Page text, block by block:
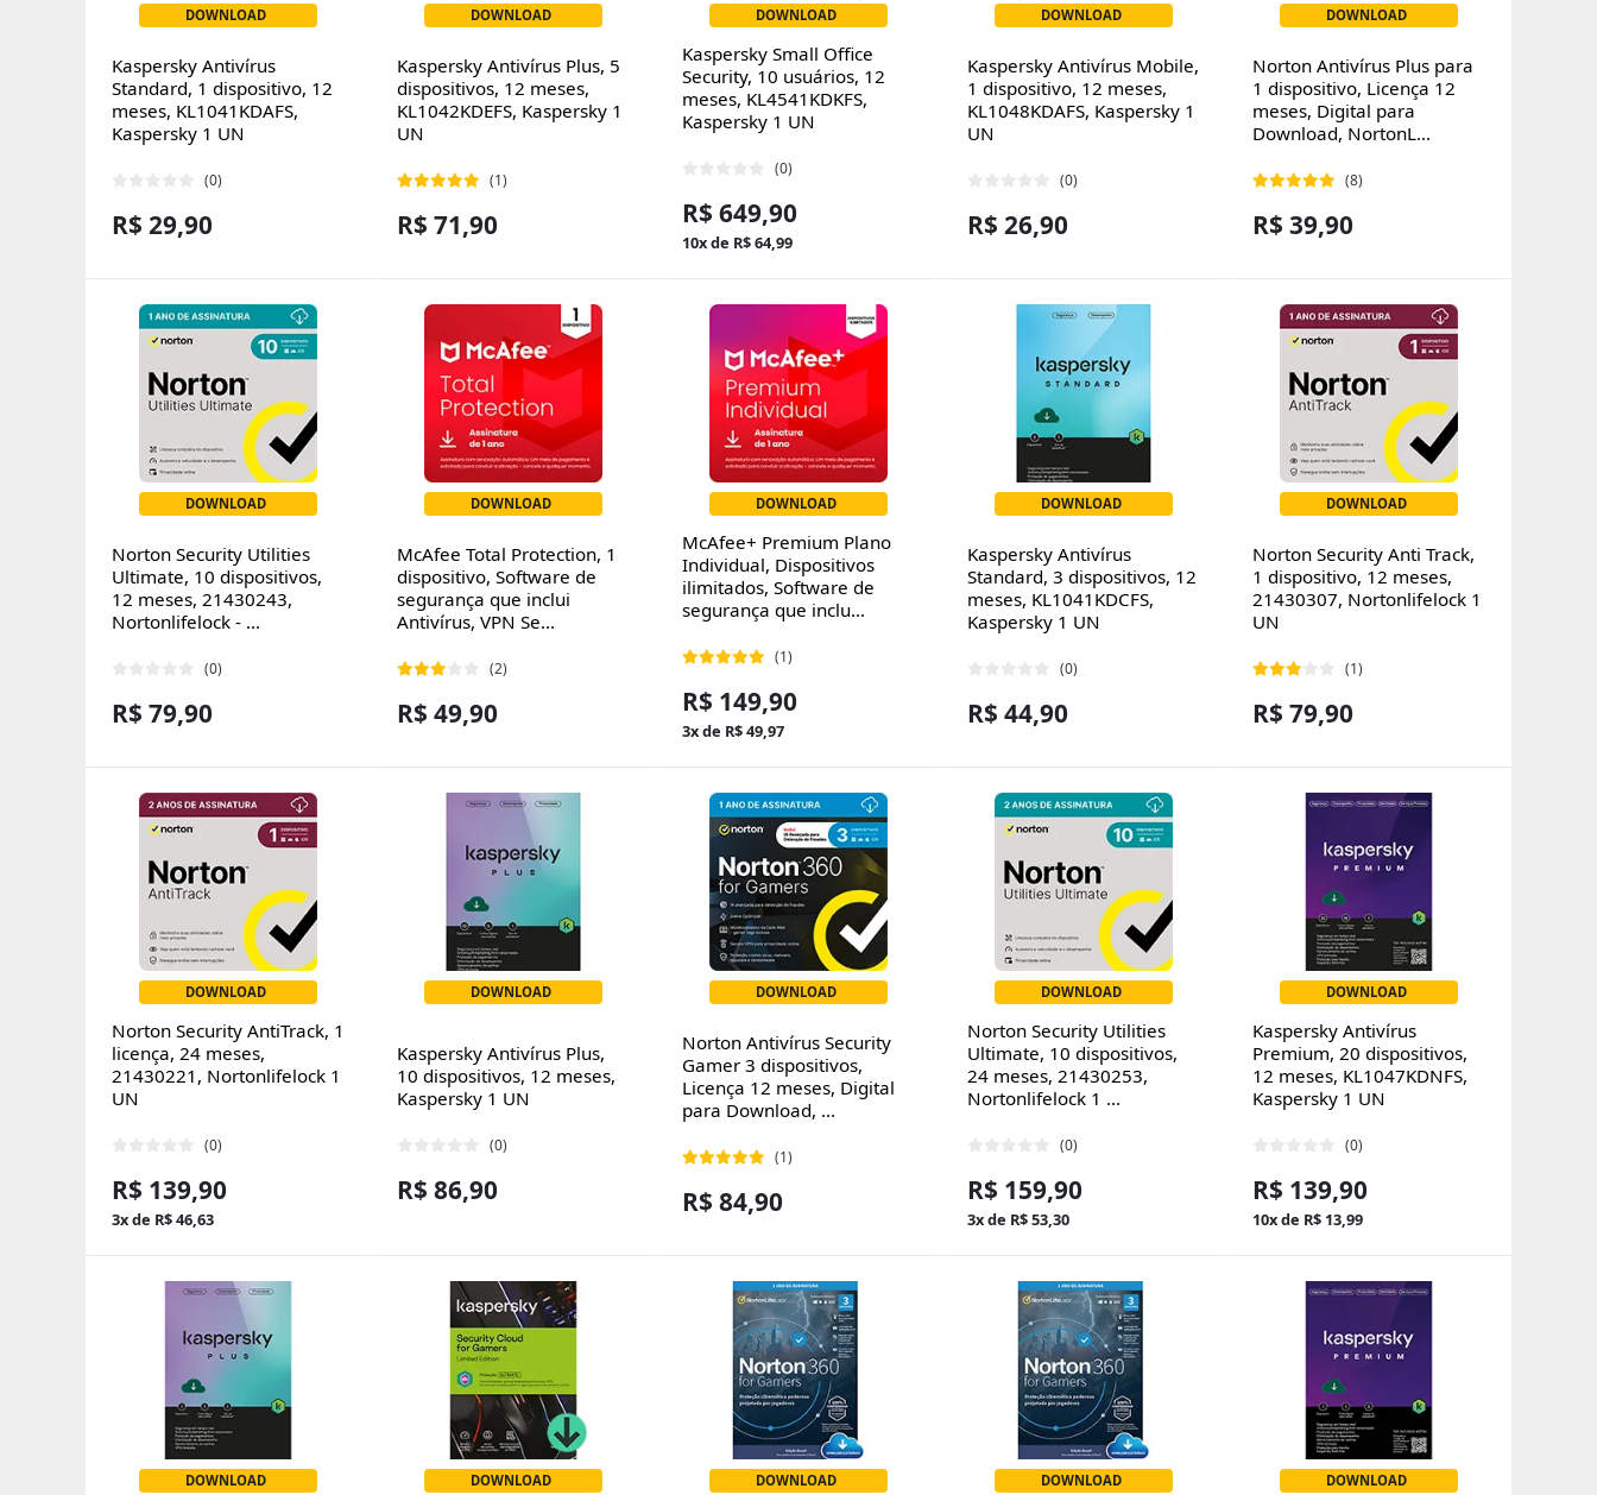
DOWNLOAD
Kaspersky Antivírus
Standard, 1 dispositivo, 12
meses, KL1041KDAFS,
Kaspersky 1 UN
(0)
R$ 29,90
DOWNLOAD
Kaspersky Antivírus Plus, 5
dispositivos, 12 meses,
KL1042KDEFS, Kaspersky 1
UN
(1)
R$ 71,90
DOWNLOAD
Kaspersky Small Office
Security, 10 usuários, 12
meses, KL4541KDKFS,
Kaspersky 1 UN
(0)
R$ 649,90
10x de R$ 64,99
DOWNLOAD
Kaspersky Antivírus Mobile,
1 dispositivo, 12 meses,
KL1048KDAFS, Kaspersky 1
UN
(0)
R$ 26,90
DOWNLOAD
Norton Antivírus Plus para
1 dispositivo, Licença 12
meses, Digital para
Download, NortonL...
(8)
R$ 39,90
DOWNLOAD
Norton Security Utilities
Ultimate, 10 dispositivos,
12 meses, 21430243,
Nortonlifelock - ...
(0)
R$ 79,90
DOWNLOAD
McAfee Total Protection, 1
dispositivo, Software de
segurança que inclui
Antivírus, VPN Se...
(2)
R$ 49,90
DOWNLOAD
McAfee+ Premium Plano
Individual, Dispositivos
ilimitados, Software de
segurança que inclu...
(1)
R$ 149,90
3x de R$ 49,97
DOWNLOAD
Kaspersky Antivírus
Standard, 3 dispositivos, 12
meses, KL1041KDCFS,
Kaspersky 1 UN
(0)
R$ 44,90
DOWNLOAD
Norton Security Anti Track,
1 dispositivo, 12 meses,
21430307, Nortonlifelock 1
UN
(1)
R$ 79,90
DOWNLOAD
Norton Security AntiTrack, 1
licença, 24 meses,
21430221, Nortonlifelock 1
UN
(0)
R$ 139,90
3x de R$ 46,63
DOWNLOAD
Kaspersky Antivírus Plus,
10 dispositivos, 12 meses,
Kaspersky 1 UN
(0)
R$ 86,90
DOWNLOAD
Norton Antivírus Security
Gamer 3 dispositivos,
Licença 12 meses, Digital
para Download, ...
(1)
R$ 84,90
DOWNLOAD
Norton Security Utilities
Ultimate, 10 dispositivos,
24 meses, 21430253,
Nortonlifelock 1 ...
(0)
R$ 159,90
3x de R$ 53,30
DOWNLOAD
Kaspersky Antivírus
Premium, 20 dispositivos,
12 meses, KL1047KDNFS,
Kaspersky 1 UN
(0)
R$ 139,90
10x de R$ 13,99
DOWNLOAD DOWNLOAD DOWNLOAD DOWNLOAD DOWNLOAD